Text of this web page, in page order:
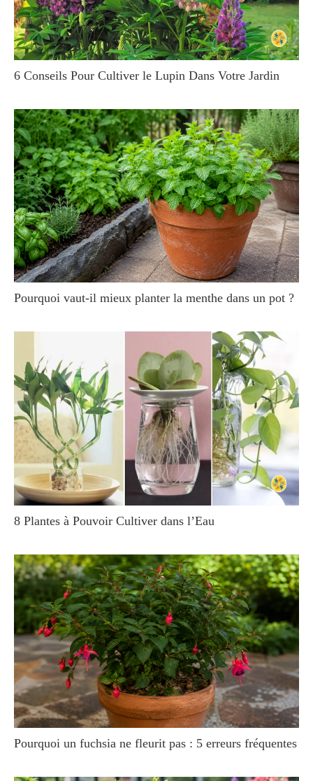
6 Conseils Pour Cultiver le Lupin Dans Votre Jardin
Pourquoi vaut-il mieux planter la menthe dans un pot ?
8 Plantes à Pouvoir Cultiver dans l’Eau
Pourquoi un fuchsia ne fleurit pas : 5 erreurs fréquentes